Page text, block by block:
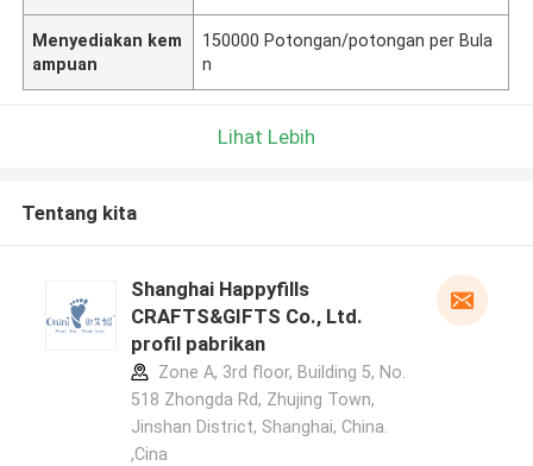
Menyediakan kem
ampuan
150000 Potongan/potongan per Bula
n
Lihat Lebih
Tentang kita
Shanghai Happyfills
CRAFTS&GIFTS Co., Ltd.
profil pabrikan
Zone A, 3rd floor, Building 5, No.
518 Zhongda Rd, Zhujing Town,
Jinshan District, Shanghai, China.
,Cina